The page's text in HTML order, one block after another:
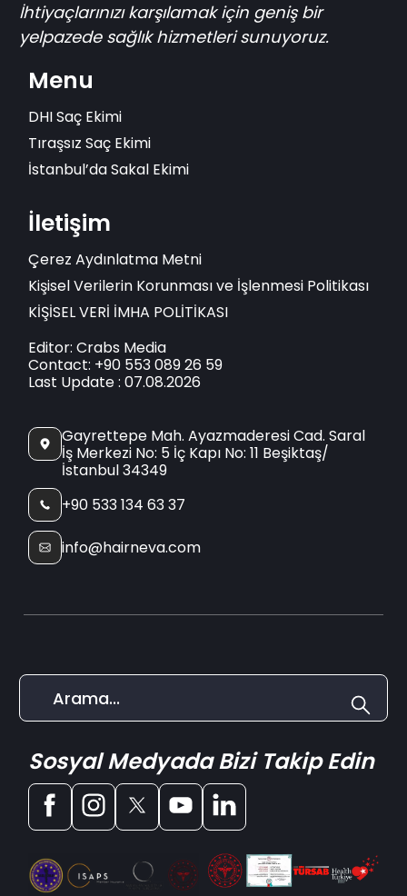
İhtiyaçlarınızı karşılamak için geniş bir
yelpazede sağlık hizmetleri sunuyoruz.
Menu
DHI Saç Ekimi
Tıraşsız Saç Ekimi
İstanbul’da Sakal Ekimi
İletişim
Çerez Aydınlatma Metni
Kişisel Verilerin Korunması ve İşlenmesi Politikası
KİŞİSEL VERİ İMHA POLİTİKASI
Editor: Crabs Media
Contact: +90 553 089 26 59
Last Update : 07.08.2026
Gayrettepe Mah. Ayazmaderesi Cad. Saral
İş Merkezi No: 5 İç Kapı No: 11 Beşiktaş/
İstanbul 34349
+90 533 134 63 37
info@hairneva.com
Sosyal Medyada Bizi Takip Edin